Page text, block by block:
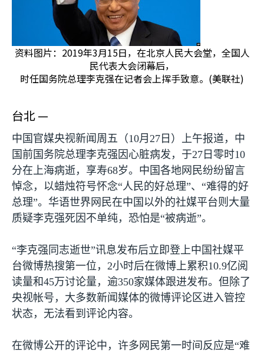
资料图片：2019年3月15日，在北京人民大会堂，全国人
民代表大会闭幕后，
时任国务院总理李克强在记者会上挥手致意。(美联社)
台北 —
中国官媒央视新闻周五（10月 27 日）上午报道，中
国前国务院总理李克强因心脏病发，于27 日零时10
分在上海病逝，享寿68岁。中国各地网民纷纷留言
悼念，以蜡烛符号怀念“人民的好总理”、“难得的好
总理”。华语世界网民在中国以外的社媒平台则大量
质疑李克强死因不单纯，恐怕是“被病逝”。
“李克强同志逝世”讯息发布后立即登上中国社媒平
台微博热搜第一位， 2小时后在微博上累积10.9亿阅
读量和45万讨论量，逾350家媒体跟进发布。但除了
央视帐号，大多数新闻媒体的微博评论区进入管控
状态，无法看到评论内容。
在微博公开的评论中，许多网民第一时间反应是“难